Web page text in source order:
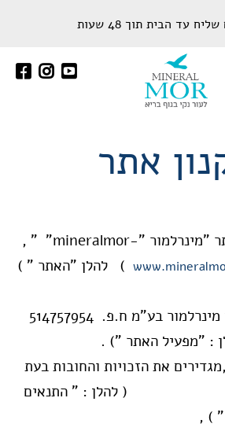
עד הבית תוך 48 שעות
אתר
ברוכים הבאים, לאתר "מינרלמור "-mineralmor" " ,
) להלן "האתר " )
האתר מופעל על ידי מינרלמור בע"מ ח.פ. 514757954
האתר ") .
את הזכויות והחובות בעת
( להלן : " התנאים
) ,